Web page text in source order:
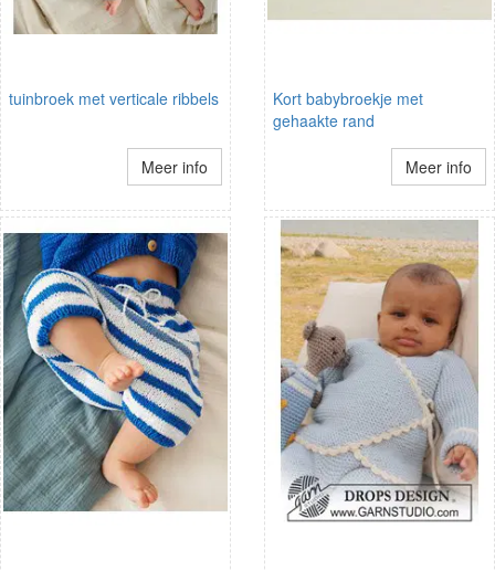
tuinbroek met verticale ribbels
Meer info
Kort babybroekje met
gehaakte rand
Meer info